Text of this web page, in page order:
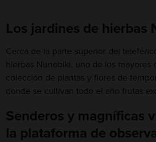
Los jardines de hierbas
Cerca de la parte superior del
hierbas Nunobiki, uno de los
colección de plantas y flores de
donde se cultivan todo el año frutas
Senderos y magníficas
la plataforma de